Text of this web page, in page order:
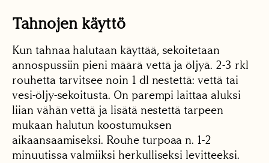
Tahnojen käyttö
Kun tahnaa halutaan käyttää, sekoitetaan
annospussiin pieni määrä vettä ja öljyä. 2-3 rkl
rouhetta tarvitsee noin 1 dl nestettä: vettä tai
vesi-öljy-sekoitusta. On parempi laittaa aluksi
liian vähän vettä ja lisätä nestettä tarpeen
mukaan halutun koostumuksen
aikaansaamiseksi. Rouhe turpoaa n. 1-2
minuutissa valmiiksi herkulliseksi levitteeksi.